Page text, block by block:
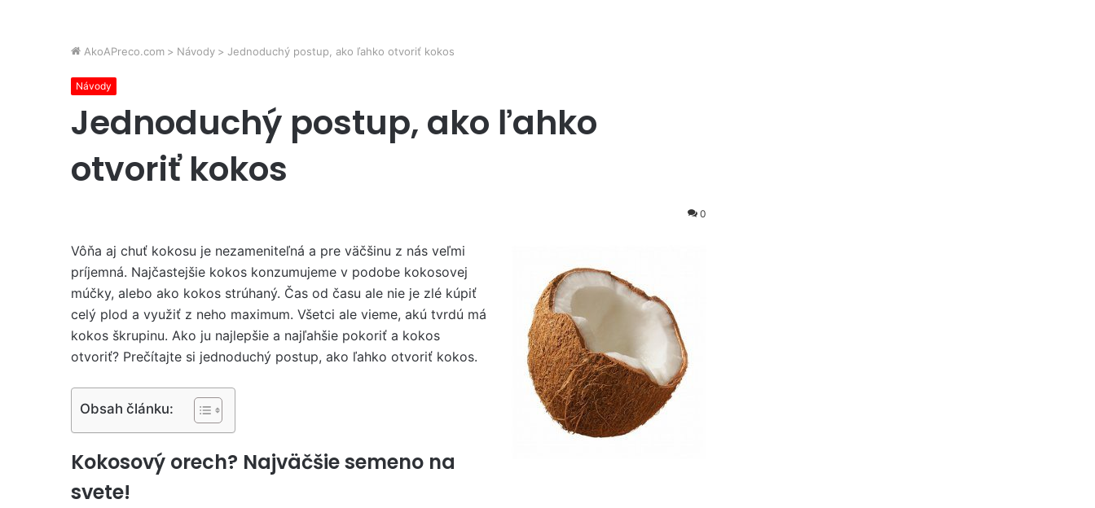
AkoAPreco.com > Návody > Jednoduchý postup, ako ľahko otvoriť kokos
Návody
Jednoduchý postup, ako ľahko
otvoriť kokos
0
Vôňa aj chuť kokosu je nezameniteľná a pre väčšinu z nás veľmi
príjemná. Najčastejšie kokos konzumujeme v podobe kokosovej
múčky, alebo ako kokos strúhaný. Čas od času ale nie je zlé kúpiť
celý plod a využiť z neho maximum. Všetci ale vieme, akú tvrdú má
kokos škrupinu. Ako ju najlepšie a najľahšie pokoriť a kokos
otvoriť? Prečítajte si jednoduchý postup, ako ľahko otvoriť kokos.
Obsah článku:
Kokosový orech? Najväčšie semeno na
svete!